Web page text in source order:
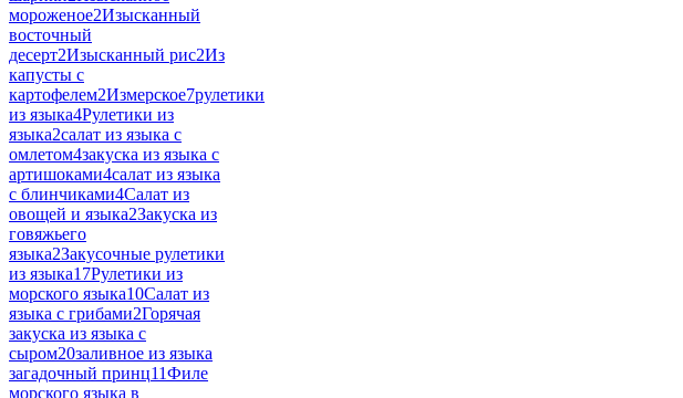
мороженое2Изысканный
восточный
десерт2Изысканный рис2Из
капусты с
картофелем2Измерское7рулетики
из языка4Рулетики из
языка2салат из языка с
омлетом4закуска из языка с
артишоками4салат из языка
с блинчиками4Салат из
овощей и языка2Закуска из
говяжьего
языка2Закусочные рулетики
из языка17Рулетики из
морского языка10Салат из
языка с грибами2Горячая
закуска из языка с
сыром20заливное из языка
загадочный принц11Филе
морского языка в